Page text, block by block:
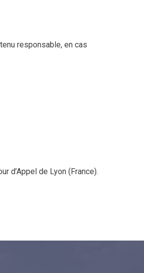
responsable, en cas
d’Appel de Lyon (France).